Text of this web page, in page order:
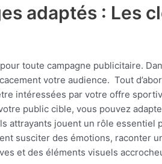
adaptés : Les
toute campagne publicitaire.
votre audience. Tout
intéressées par votre offre
public cible, vous pouvez
attrayants jouent un rôle essentiel
susciter des émotions, raconter
et des éléments visuels